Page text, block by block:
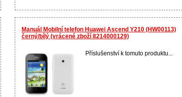
Manuál Mobilní telefon Huawei Ascend Y210 (HW00113)
černý/bílý (vrácené zboží 8214000129)
Příslušenství k tomuto produktu...